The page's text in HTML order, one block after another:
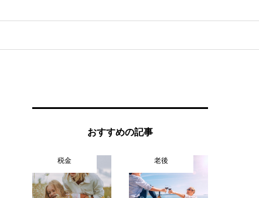
おすすめの記事
税金 老後